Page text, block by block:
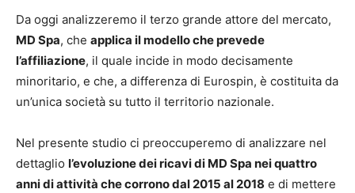
Da oggi analizzeremo il terzo grande attore del mercato,
MD Spa, che applica il modello che prevede
l’affiliazione, il quale incide in modo decisamente
minoritario, e che, a differenza di Eurospin, è costituita da
un’unica società su tutto il territorio nazionale.
Nel presente studio ci preoccuperemo di analizzare nel
dettaglio l’evoluzione dei ricavi di MD Spa nei quattro
anni di attività che corrono dal 2015 al 2018 e di mettere